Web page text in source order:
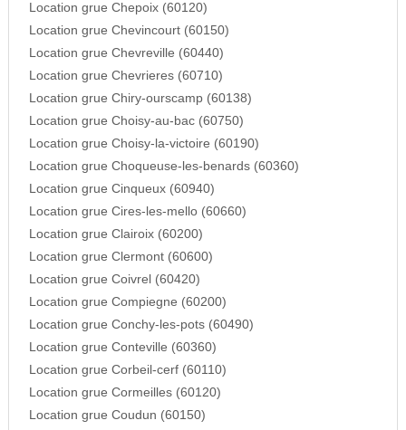
Location grue Chepoix (60120)
Location grue Chevincourt (60150)
Location grue Chevreville (60440)
Location grue Chevrieres (60710)
Location grue Chiry-ourscamp (60138)
Location grue Choisy-au-bac (60750)
Location grue Choisy-la-victoire (60190)
Location grue Choqueuse-les-benards (60360)
Location grue Cinqueux (60940)
Location grue Cires-les-mello (60660)
Location grue Clairoix (60200)
Location grue Clermont (60600)
Location grue Coivrel (60420)
Location grue Compiegne (60200)
Location grue Conchy-les-pots (60490)
Location grue Conteville (60360)
Location grue Corbeil-cerf (60110)
Location grue Cormeilles (60120)
Location grue Coudun (60150)